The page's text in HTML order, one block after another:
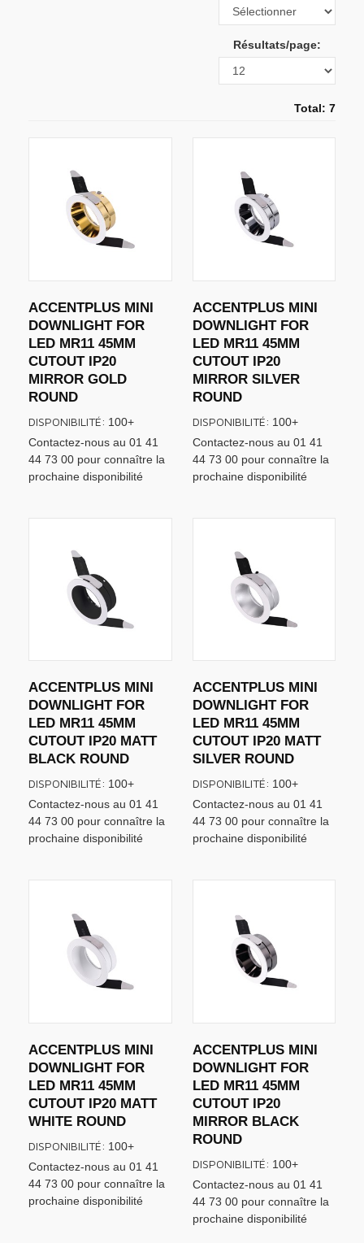
Résultats/page:
Total: 7
ACCENTPLUS MINI
DOWNLIGHT FOR
LED MR11 45MM
CUTOUT IP20
MIRROR GOLD
ROUND
Contactez-nous au 01 41
44 73 00 pour connaître la
prochaine disponibilité
DISPONIBILITÉ: 100+
ACCENTPLUS MINI
DOWNLIGHT FOR
LED MR11 45MM
CUTOUT IP20
MIRROR SILVER
ROUND
Contactez-nous au 01 41
44 73 00 pour connaître la
prochaine disponibilité
DISPONIBILITÉ: 100+
ACCENTPLUS MINI
DOWNLIGHT FOR
LED MR11 45MM
CUTOUT IP20 MATT
BLACK ROUND
Contactez-nous au 01 41
44 73 00 pour connaître la
prochaine disponibilité
DISPONIBILITÉ: 100+
ACCENTPLUS MINI
DOWNLIGHT FOR
LED MR11 45MM
CUTOUT IP20 MATT
SILVER ROUND
Contactez-nous au 01 41
44 73 00 pour connaître la
prochaine disponibilité
DISPONIBILITÉ: 100+
ACCENTPLUS MINI
DOWNLIGHT FOR
LED MR11 45MM
CUTOUT IP20 MATT
WHITE ROUND
Contactez-nous au 01 41
44 73 00 pour connaître la
prochaine disponibilité
DISPONIBILITÉ: 100+
ACCENTPLUS MINI
DOWNLIGHT FOR
LED MR11 45MM
CUTOUT IP20
MIRROR BLACK
ROUND
Contactez-nous au 01 41
44 73 00 pour connaître la
prochaine disponibilité
DISPONIBILITÉ: 100+